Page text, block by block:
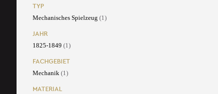
TYP
Mechanisches Spielzeug (1)
JAHR
1825-1849 (1)
FACHGEBIET
Mechanik (1)
MATERIAL